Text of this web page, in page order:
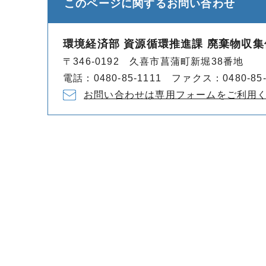
このページに関するお問い合わせ
環境経済部 資源循環推進課 廃棄物収
〒346-0192 久喜市菖蒲町新堀38番地
電話：0480-85-1111 ファクス：0480-
お問い合わせは専用フォームをご利用く